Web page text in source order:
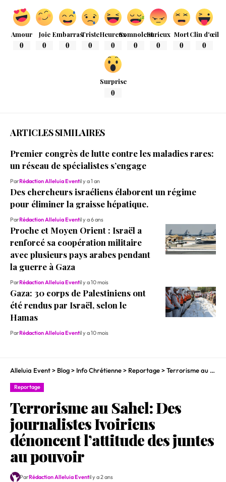
Amour
0
Joie
0
Embarras
0
Triste
0
Heureux
0
Somnolent
0
Furieux
0
Mort
0
Clin d'œil
0
Surprise
0
ARTICLES SIMILAIRES
Premier congrès de lutte contre les maladies rares:
un réseau de spécialistes s’engage
ParRédaction Alleluia Eventil y a 1 an
Des chercheurs israéliens élaborent un régime
pour éliminer la graisse hépatique.
ParRédaction Alleluia Eventil y a 6 ans
Proche et Moyen Orient : Israël a
renforcé sa coopération militaire
avec plusieurs pays arabes pendant
la guerre à Gaza
ParRédaction Alleluia Eventil y a 10 mois
Gaza: 30 corps de Palestiniens ont
été rendus par Israël, selon le
Hamas
ParRédaction Alleluia Eventil y a 10 mois
Alleluia Event> Blog> Info Chrétienne> Reportage>Terrorisme au Sahel: Des journalistes Ivoiriens dénoncent l’attitude des juntes au pouvoir
Reportage
Terrorisme au Sahel: Des
journalistes Ivoiriens
dénoncent l’attitude des juntes
au pouvoir
ParRédaction Alleluia Eventil y a 2 ans